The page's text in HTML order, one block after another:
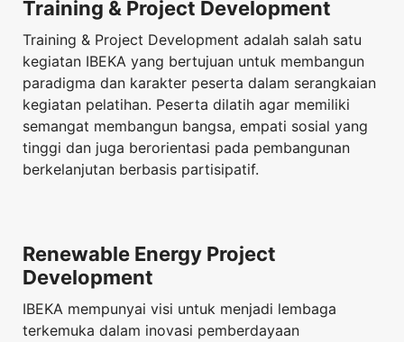
Training & Project Development
Training & Project Development adalah salah satu
kegiatan IBEKA yang bertujuan untuk membangun
paradigma dan karakter peserta dalam serangkaian
kegiatan pelatihan. Peserta dilatih agar memiliki
semangat membangun bangsa, empati sosial yang
tinggi dan juga berorientasi pada pembangunan
berkelanjutan berbasis partisipatif.
Renewable Energy Project
Development
IBEKA mempunyai visi untuk menjadi lembaga
terkemuka dalam inovasi pemberdayaan